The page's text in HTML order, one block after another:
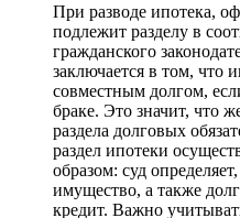
При разводе ипотека,
подлежит разделу в
гражданского
заключается в том, что
совместным долгом,
браке. Это значит, что
раздела долговых
раздел ипотеки
образом: суд
имущество, а также
кредит. Важно